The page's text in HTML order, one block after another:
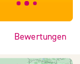
***************
Bewertungen